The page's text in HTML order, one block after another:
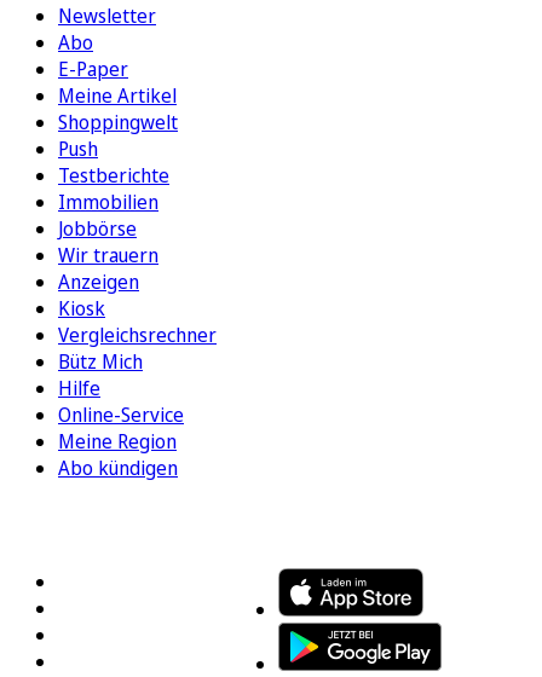
Newsletter
Abo
E-Paper
Meine Artikel
Shoppingwelt
Push
Testberichte
Immobilien
Jobbörse
Wir trauern
Anzeigen
Kiosk
Vergleichsrechner
Bütz Mich
Hilfe
Online-Service
Meine Region
Abo kündigen